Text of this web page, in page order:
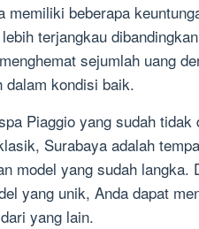
memiliki beberapa
terjangkau
sejumlah uang
dalam kondisi baik.
Piaggio yang sudah tidak
Surabaya adalah
model yang sudah langka.
yang unik, Anda dapat
yang lain.